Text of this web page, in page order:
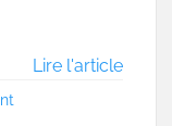
Lire l'article